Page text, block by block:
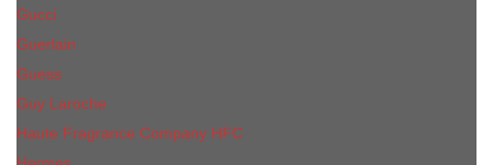
Gucci
Guerlain
Guess
Guy Laroche
Haute Fragrance Company HFC